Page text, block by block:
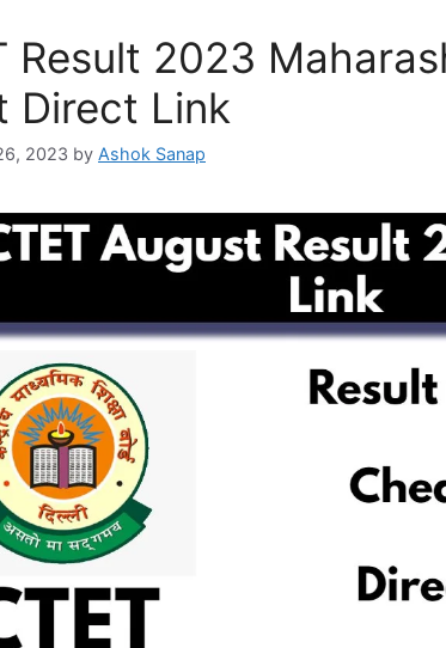
Result 2023
Direct Link
2023 by Ashok Sanap